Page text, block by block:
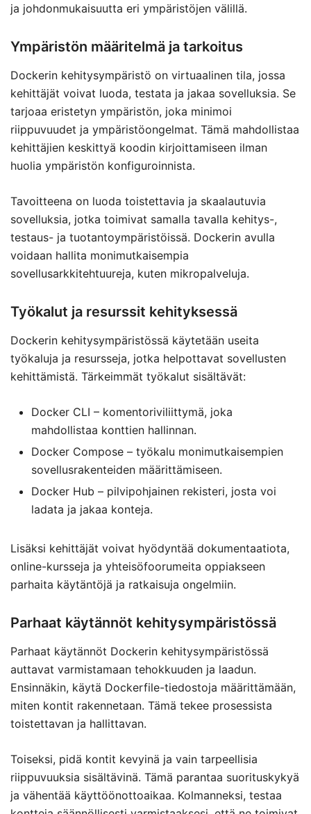
ja johdonmukaisuutta eri ympäristöjen välillä.
Ympäristön määritelmä ja tarkoitus
Dockerin kehitysympäristö on virtuaalinen tila, jossa
kehittäjät voivat luoda, testata ja jakaa sovelluksia. Se
tarjoaa eristetyn ympäristön, joka minimoi
riippuvuudet ja ympäristöongelmat. Tämä mahdollistaa
kehittäjien keskittyä koodin kirjoittamiseen ilman
huolia ympäristön konfiguroinnista.
Tavoitteena on luoda toistettavia ja skaalautuvia
sovelluksia, jotka toimivat samalla tavalla kehitys-,
testaus- ja tuotantoympäristöissä. Dockerin avulla
voidaan hallita monimutkaisempia
sovellusarkkitehtuureja, kuten mikropalveluja.
Työkalut ja resurssit kehityksessä
Dockerin kehitysympäristössä käytetään useita
työkaluja ja resursseja, jotka helpottavat sovellusten
kehittämistä. Tärkeimmät työkalut sisältävät:
Docker CLI – komentoriviliittymä, joka
mahdollistaa konttien hallinnan.
Docker Compose – työkalu monimutkaisempien
sovellusrakenteiden määrittämiseen.
Docker Hub – pilvipohjainen rekisteri, josta voi
ladata ja jakaa konteja.
Lisäksi kehittäjät voivat hyödyntää dokumentaatiota,
online-kursseja ja yhteisöfoorumeita oppiakseen
parhaita käytäntöjä ja ratkaisuja ongelmiin.
Parhaat käytännöt kehitysympäristössä
Parhaat käytännöt Dockerin kehitysympäristössä
auttavat varmistamaan tehokkuuden ja laadun.
Ensinnäkin, käytä Dockerfile-tiedostoja määrittämään,
miten kontit rakennetaan. Tämä tekee prosessista
toistettavan ja hallittavan.
Toiseksi, pidä kontit kevyinä ja vain tarpeellisia
riippuvuuksia sisältävinä. Tämä parantaa suorituskykyä
ja vähentää käyttöönottoaikaa. Kolmanneksi, testaa